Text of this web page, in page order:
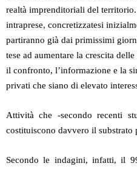
realtà imprenditoriali del
intraprese, concretizzatesi
partiranno già dai primissimi
tese ad aumentare la crescita
il confronto, l’informazione e la
privati che siano di elevato
Attività che -secondo recenti
costituiscono davvero il
Secondo le indagini, infatti, il